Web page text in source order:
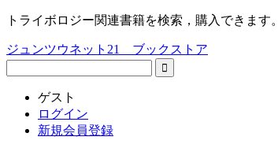
トライボロジー関連書籍を検索，購入できます。
ジュンツウネット21 ブックストア
ゲスト
ログイン
新規会員登録